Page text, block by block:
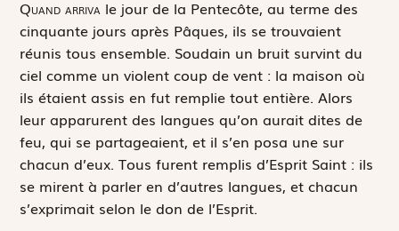
Quand arriva le jour de la Pentecôte, au terme des
cinquante jours après Pâques, ils se trouvaient
réunis tous ensemble. Soudain un bruit survint du
ciel comme un violent coup de vent : la maison où
ils étaient assis en fut remplie tout entière. Alors
leur apparurent des langues qu’on aurait dites de
feu, qui se partageaient, et il s’en posa une sur
chacun d’eux. Tous furent remplis d’Esprit Saint : ils
se mirent à parler en d’autres langues, et chacun
s’exprimait selon le don de l’Esprit.